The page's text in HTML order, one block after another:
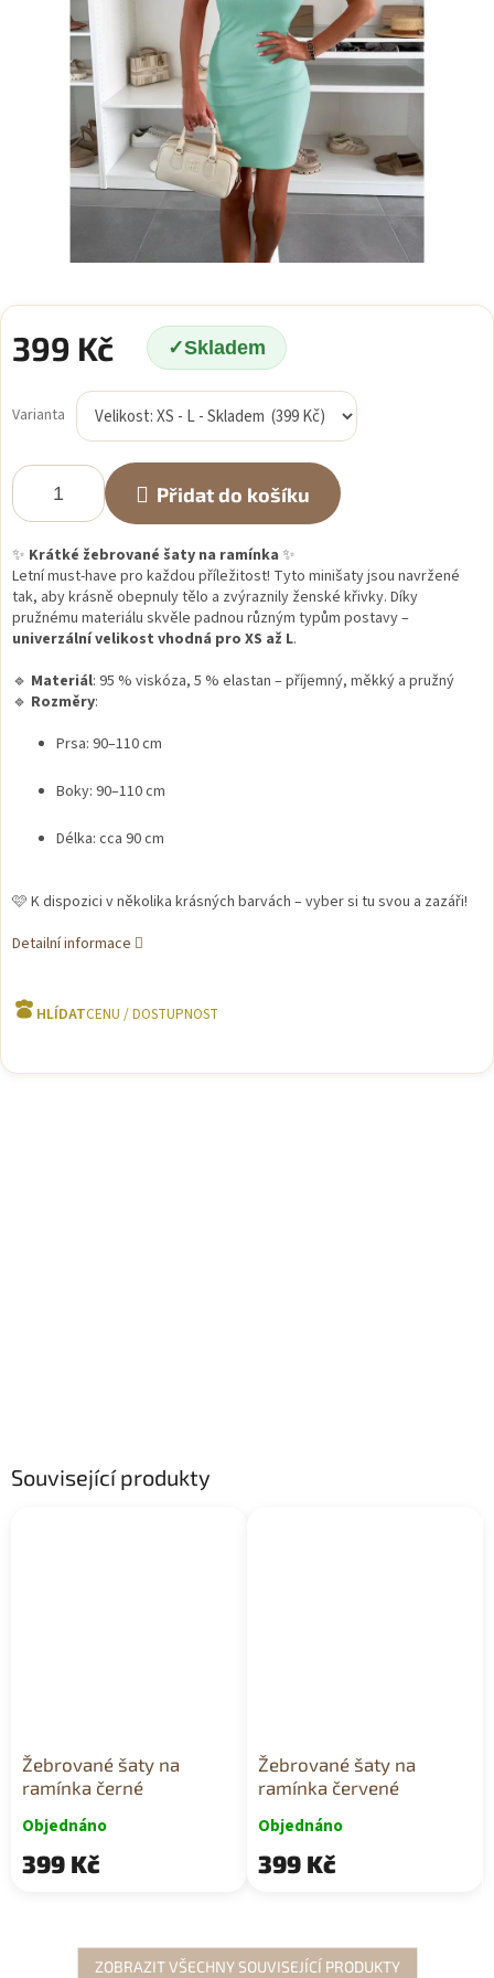
399 Kč Skladem
cena:
Varianta
Přidat do košíku
✨ Krátké žebrované šaty na ramínka ✨
Letní must-have pro každou příležitost! Tyto minišaty jsou navržené
tak, aby krásně obepnuly tělo a zvýraznily ženské křivky. Díky
pružnému materiálu skvěle padnou různým typům postavy –
univerzální velikost vhodná pro XS až L.
🔹 Materiál: 95 % viskóza, 5 % elastan – příjemný, měkký a pružný
🔹 Rozměry:
Prsa: 90–110 cm
Boky: 90–110 cm
Délka: cca 90 cm
🩷 K dispozici v několika krásných barvách – vyber si tu svou a zazáři!
Detailní informace
HLÍDAT
Související produkty
Žebrované šaty na
ramínka černé
Objednáno
399 Kč
Žebrované šaty na
ramínka červené
Objednáno
399 Kč
ZOBRAZIT VŠECHNY SOUVISEJÍCÍ PRODUKTY